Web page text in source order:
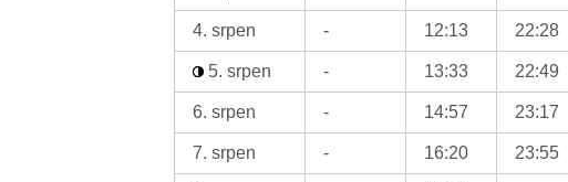
4. srpen - 12:13 22:28
5. srpen - 13:33 22:49
6. srpen - 14:57 23:17
7. srpen - 16:20 23:55